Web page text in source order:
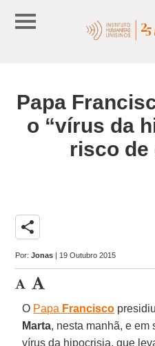
Papa
o “vírus da
risco de
share
Por:Jonas | 19 Outubro 2015
O Papa Francisco
Marta, nesta manhã, e
vírus da hipocrisia, que